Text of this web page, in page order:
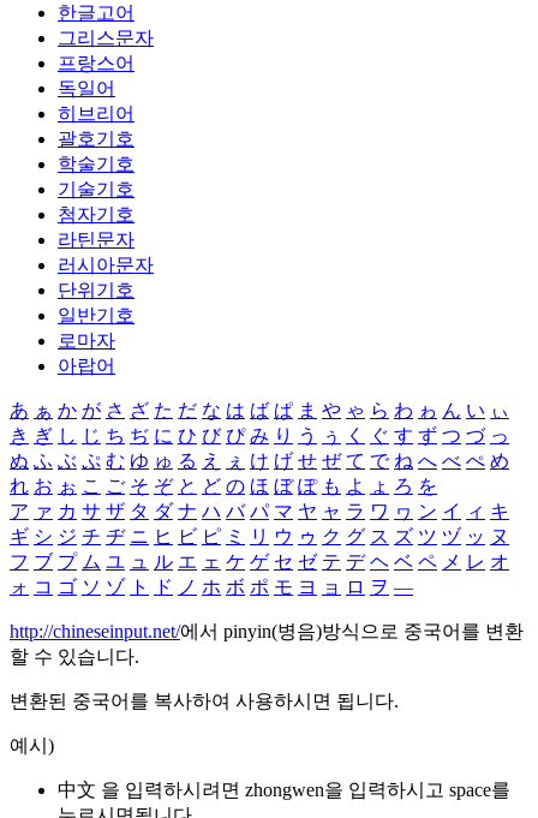
한글고어
그리스문자
프랑스어
독일어
히브리어
괄호기호
학술기호
기술기호
첨자기호
라틴문자
러시아문자
단위기호
일반기호
로마자
아랍어
あ ぁ か が さ ざ た だ な は ば ぱ ま や ゃ ら わ ゎ ん い ぃ
き ぎ し じ ち ぢ に ひ び ぴ み り う ぅ く ぐ す ず つ づ っ
ぬ ふ ぶ ぷ む ゆ ゅ る え ぇ け げ せ ぜ て で ね へ べ ぺ め
れ お ぉ こ ご そ ぞ と ど の ほ ぼ ぽ も よ ょ ろ を
ア ァ カ サ ザ タ ダ ナ ハ バ パ マ ヤ ャ ラ ワ ヮ ン イ ィ キ
ギ シ ジ チ ヂ ニ ヒ ビ ピ ミ リ ウ ゥ ク グ ス ズ ツ ヅ ッ ヌ
フ ブ プ ム ユ ュ ル エ ェ ケ ゲ セ ゼ テ デ ヘ ベ ペ メ レ オ
ォ コ ゴ ソ ゾ ト ド ノ ホ ボ ポ モ ヨ ョ ロ ヲ ―
http://chineseinput.net/에서 pinyin(병음)방식으로 중국어를 변환
할 수 있습니다.
변환된 중국어를 복사하여 사용하시면 됩니다.
예시)
中文 을 입력하시려면 zhongwen을 입력하시고 space를